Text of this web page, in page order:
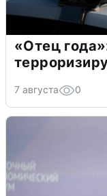
«Отец
7 августа 0